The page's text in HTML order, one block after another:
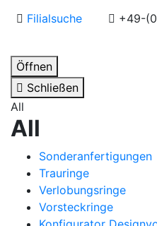
Filialsuche +49-
Öffnen
Schließen
All
All
Sonderanfertigungen
Trauringe
Verlobungsringe
Vorsteckringe